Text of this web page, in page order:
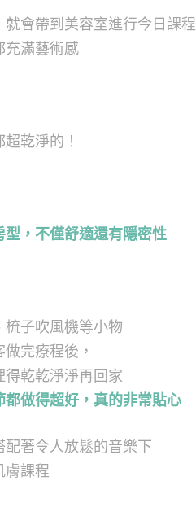
就會帶到美容室進行今日課程
充滿藝術感
乾淨的！
型，不僅舒適還有隱密性
梳子吹風機等小物
完療程後，
得乾乾淨淨再回家
都做得超好，真的非常貼心
配著令人放鬆的音樂下
膚課程